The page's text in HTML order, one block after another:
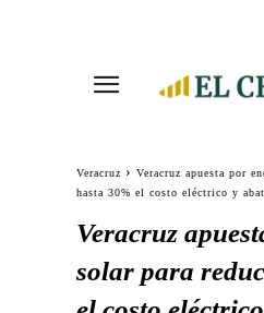
Veracruz
Veracruz apuesta por
hasta 30% el costo eléctrico y
Veracruz
solar para